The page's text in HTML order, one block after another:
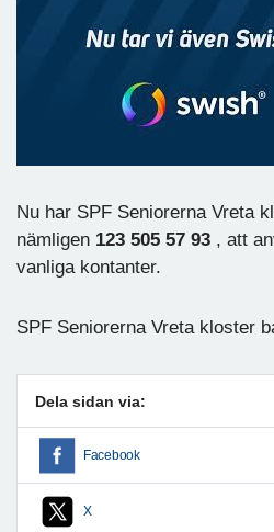
Nu har SPF Seniorerna Vreta
nämligen 123 505 57 93 , att
vanliga kontanter.
SPF Seniorerna Vreta kloster
Dela sidan via:
Facebook
X